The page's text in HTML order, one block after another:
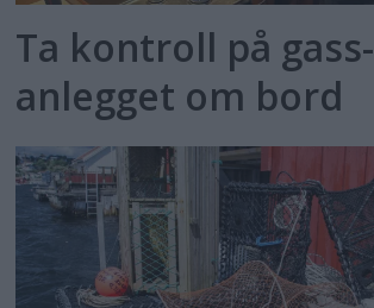
Ta kontroll på gass­
anlegget om bord